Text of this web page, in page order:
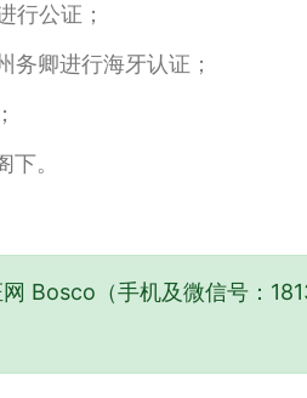
行公证；
务卿进行海牙认证；
。
Bosco（手机及微信号：